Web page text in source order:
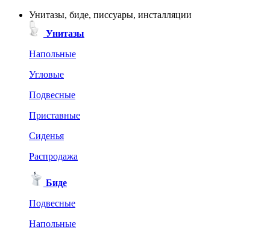
Унитазы, биде, писсуары, инсталляции
Унитазы
Напольные
Угловые
Подвесные
Приставные
Сиденья
Распродажа
Биде
Подвесные
Напольные